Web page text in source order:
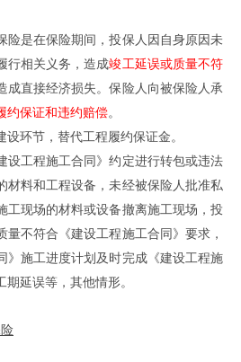
险是在保险期间，投保人因自身原因未
行相关义务，造成竣工延误或质量不符
成直接经济损失。保险人向被保险人承
约保证和违约赔偿。
环节，替代工程履约保证金。
设工程施工合同》约定进行转包或违法
材料和工程设备，未经被保险人批准私
工现场的材料或设备撤离施工现场，投
量不符合《建设工程施工合同》要求，
》施工进度计划及时完成《建设工程施
延误等，其他情形。